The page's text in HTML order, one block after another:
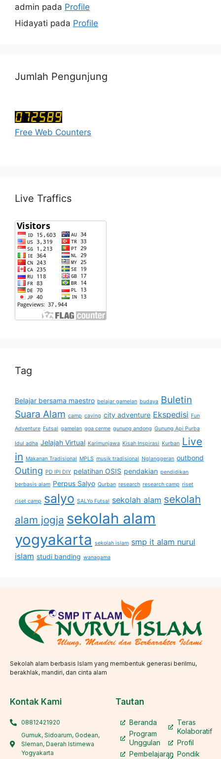
admin pada Profile
Hidayati pada Profile
Jumlah Pengunjung
Free Web Counters
Live Traffics
Tag
Belajar bersama maestro belajar gamelan budaya Buletin
Suara Alam camp caving city adventure Ekspedisi Fun
Adventure Futsal gamelan goa cerme gunung andong Gunung Api Purba
Idul adha Jelajah Virtual Karimunjawa Kisah Inspirasi Kurban Live
in Makanan Tradisional MPLS musik tradisional Nglanggeran outbond
Outing PD IPI DIY pelatihan OSIS pendakian pendidikan
berbasis alam Perpus Salyo Qurban research research camp riset
riset camp salyo SALYo Futsal sekolah alam sekolah
alam jogja sekolah alam
yogyakarta sekolah islam smp it alam nurul
islam studi banding wanagama
Sekolah alam berbasis Islam yang membentuk generasi berilmu,
berakhlak, mandiri, dan cinta alam
Kontak Kami
08812421920
Gumuk, Sidoarum, Godean,
Sleman, Daerah Istimewa
Yogyakarta
Tautan
Beranda
Program
Unggulan
Pembelajaran
Teras
Kolaboratif
Profil
Pondik